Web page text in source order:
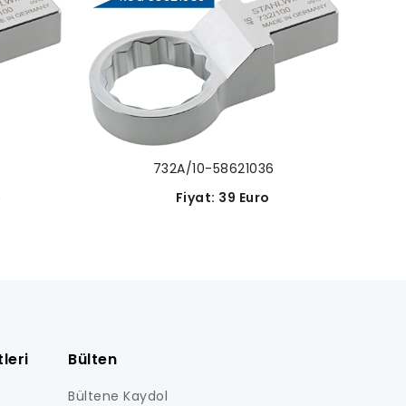
732A/10-58621036
Fiyat: 39 Euro
Bülten
Bültene Kaydol